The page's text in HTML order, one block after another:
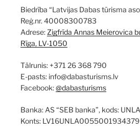
Biedrība “Latvijas Dabas tūrisma
Reģ.nr. 40008300783
Adrese: Zigfrīda Annas Meierovica
Rīga, LV-1050
Tālrunis: +371 26 368 790
E-pasts: info@dabasturisms.lv
Facebook:@dabasturisms
Banka: AS “SEB banka”, kods:
Konts: LV16UNLA0055001934379